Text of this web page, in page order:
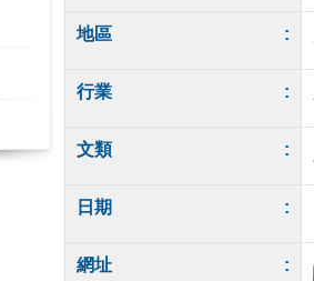
地區 :
行業 :
文類 :
日期 :
網址 :